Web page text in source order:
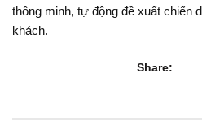
thông minh, tự động đề xuất chiến
khách.
Share